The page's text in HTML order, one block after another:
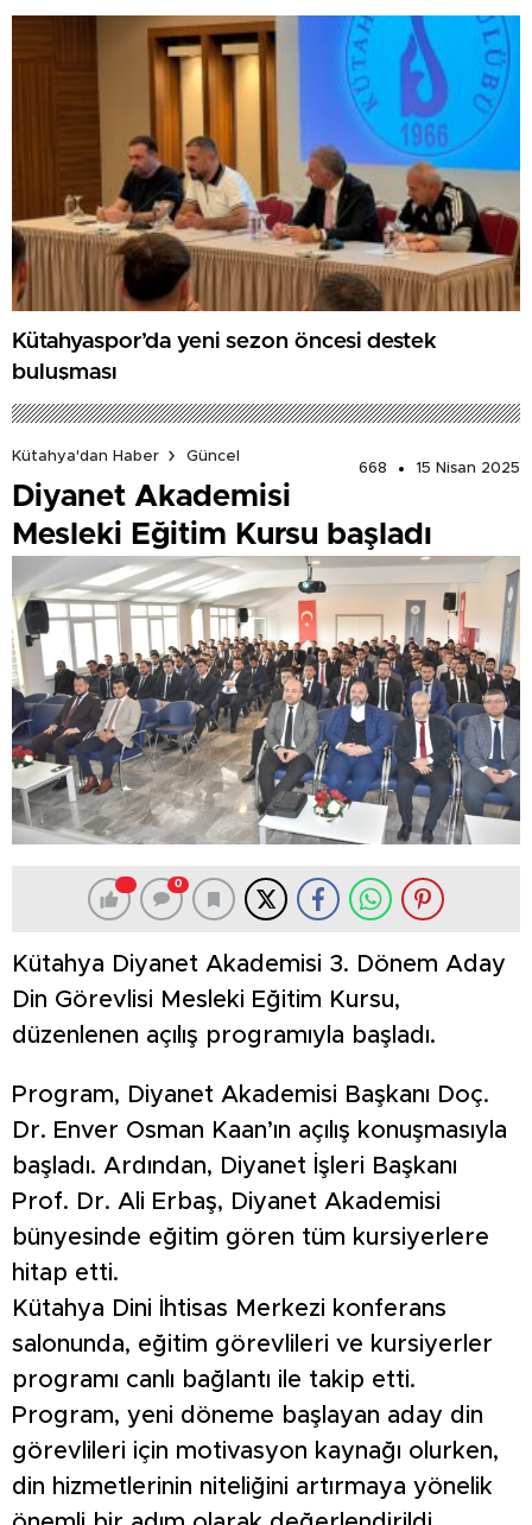
GAZİLERİ AĞIRLADI
Kütahyaspor’da yeni sezon öncesi destek
buluşması
Kütahya'dan Haber
Güncel
668
15 Nisan 2025
Diyanet Akademisi
Mesleki Eğitim Kursu başladı
0
Kütahya Diyanet Akademisi 3. Dönem Aday
Din Görevlisi Mesleki Eğitim Kursu,
düzenlenen açılış programıyla başladı.
Program, Diyanet Akademisi Başkanı Doç.
Dr. Enver Osman Kaan’ın açılış konuşmasıyla
başladı. Ardından, Diyanet İşleri Başkanı
Prof. Dr. Ali Erbaş, Diyanet Akademisi
bünyesinde eğitim gören tüm kursiyerlere
hitap etti.
Kütahya Dini İhtisas Merkezi konferans
salonunda, eğitim görevlileri ve kursiyerler
programı canlı bağlantı ile takip etti.
Program, yeni döneme başlayan aday din
görevlileri için motivasyon kaynağı olurken,
din hizmetlerinin niteliğini artırmaya yönelik